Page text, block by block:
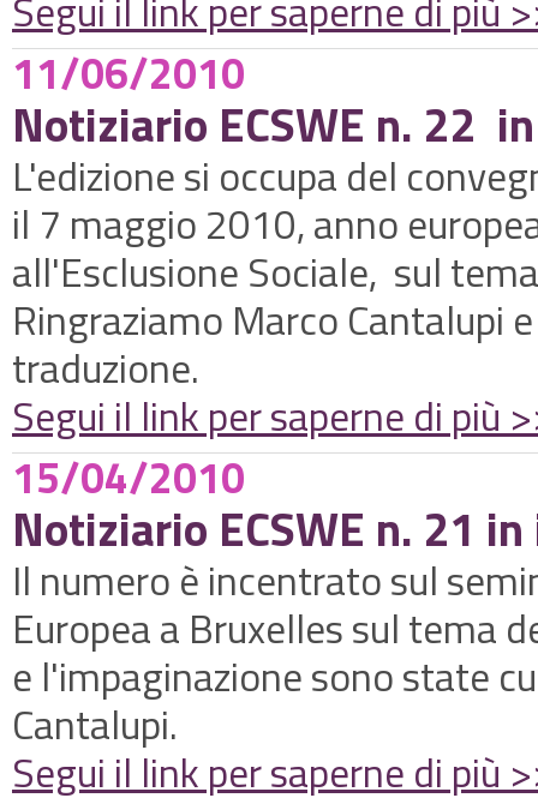
11/06/2010
Notiziario ECSWE n. 22
L'edizione si occupa del
il 7 maggio 2010, anno
all'Esclusione Sociale, sul
Ringraziamo Marco Cantalupi
traduzione.
Segui il link per saperne di più
15/04/2010
Notiziario ECSWE n. 21
Il numero è incentrato sul
Europea a Bruxelles sul tema
e l'impaginazione sono state
Cantalupi.
Segui il link per saperne di più